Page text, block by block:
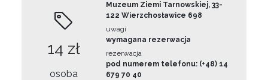
14 zł
osoba
Muzeum Ziemi Tarnowskiej, 33-
122 Wierzchosławice 698
uwagi
wymagana rezerwacja
rezerwacja
pod numerem telefonu: (+48) 14
679 70 40